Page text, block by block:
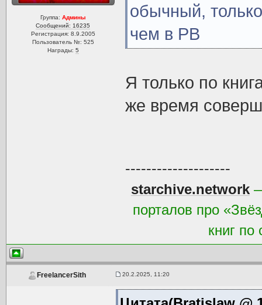
Группа: Админы
Сообщений: 16235
Регистрация: 8.9.2005
Пользователь №: 525
Награды: 5
обычный,
чем в РВ
Я только по
же время
--------------------
starchive.network
порталов про
книг по
FreelancerSith 20.2.2025, 11:20